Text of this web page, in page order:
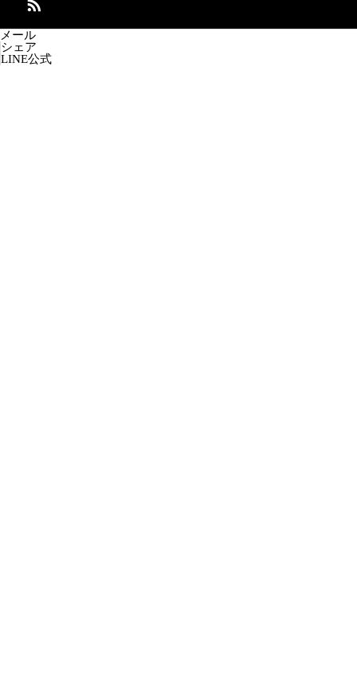
メール
シェア
LINE公式